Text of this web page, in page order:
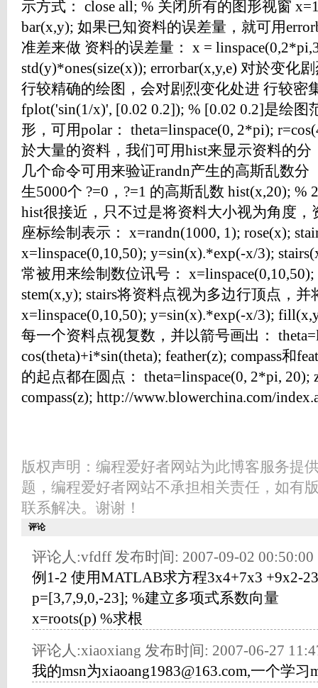
示方式： close all; % 关闭所有的图形视窗
bar(x,y); 如果已知资料的误差量，就可用
准差来做 资料的误差量： x =
std(y)*ones(size(x)); errorbar(x,y,e) 对於变化
行较精确的绘图，会对剧烈变化处进 行较密
fplot('sin(1/x)', [0.02 0.2]); % [0.02 0.2]是绘图
形，可用polar： theta=linspace(0, 2*pi);
於大量的资料，我们可用hist来显示资料的
几个命令可用来验证randn产生的高斯乱数
生5000个 ?=0，?=1 的高斯乱数 hist(x,20);
hist很接近，只不过是将资料大小视为角度，
座标绘制表示： x=randn(1000, 1); rose(x);
x=linspace(0,10,50); y=sin(x).*exp(-x/3);
常被用来绘制数位讯号：
stem(x,y); stairs将资料点视为多边行顶点，
x=linspace(0,10,50); y=sin(x).*exp(-x/3);
每一个资料点视复数，并以箭号画出：
cos(theta)+i*sin(theta); feather(z); compass和
的起点都在圆点： theta=linspace(0, 2*pi, 20);
compass(z); http://www.blowerchina.com/
版权声明：编程爱好者网站为此博客服务提
题，编程爱好者网站不承担相关责任，如有
联系解决。谢谢！
评论
评论人:vfdff 发布时间: 2007-09-02 00:50:00
例1-2 使用MATLAB求方程3x4+7x3 +9x2-
p=[3,7,9,0,-23]; %建立多项式系数向量
x=roots(p) %求根
评论人:xiaoxiang 发布时间: 2007-06-27
我的msn为xiaoang1983@163.com,一个学习